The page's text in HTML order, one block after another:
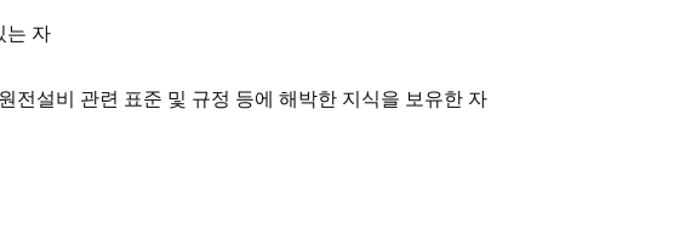
는 자
전설비 관련 표준 및 규정 등에 해박한 지식을 보유한 자